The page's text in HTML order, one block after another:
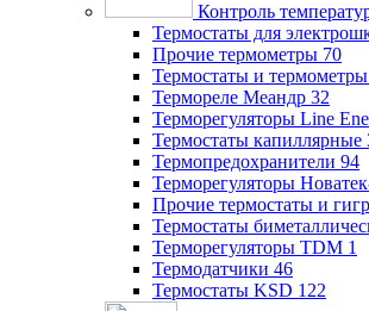
Контроль
Термостаты для
Прочие термометры 70
Термостаты и
Термореле Меандр 32
Терморегуляторы Line
Термостаты капиллярные
Термопредохранители 94
Терморегуляторы
Прочие термостаты и
Термостаты
Терморегуляторы TDM 1
Термодатчики 46
Термостаты KSD 122